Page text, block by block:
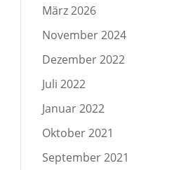
März 2026
November 2024
Dezember 2022
Juli 2022
Januar 2022
Oktober 2021
September 2021